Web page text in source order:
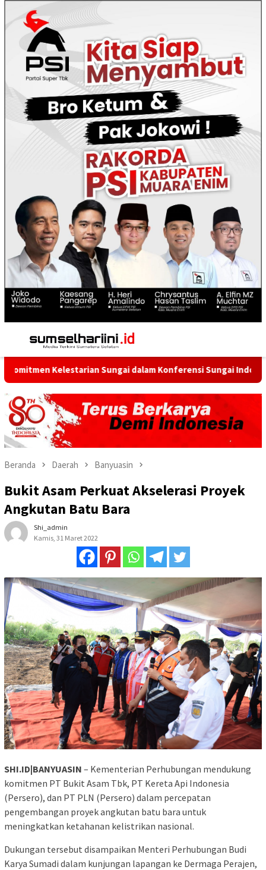
Menu
Mobile
Sungai dalam Konferensi Sungai Indonesia 2026
Beranda Daerah Banyuasin
Bukit Asam Perkuat Akselerasi Proyek
Angkutan Batu Bara
Shi_admin
Kamis, 31 Maret 2022
SHI.ID|BANYUASIN – Kementerian Perhubungan mendukung
komitmen PT Bukit Asam Tbk, PT Kereta Api Indonesia
(Persero), dan PT PLN (Persero) dalam percepatan
pengembangan proyek angkutan batu bara untuk
meningkatkan ketahanan kelistrikan nasional.
Dukungan tersebut disampaikan Menteri Perhubungan Budi
Karya Sumadi dalam kunjungan lapangan ke Dermaga Perajen,